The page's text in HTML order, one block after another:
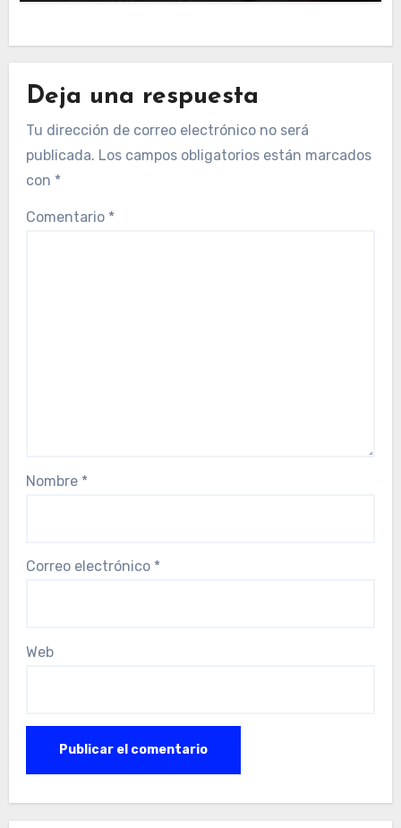
Deja una respuesta
Tu dirección de correo electrónico no será
publicada. Los campos obligatorios están marcados
con *
Comentario *
Nombre *
Correo electrónico *
Web